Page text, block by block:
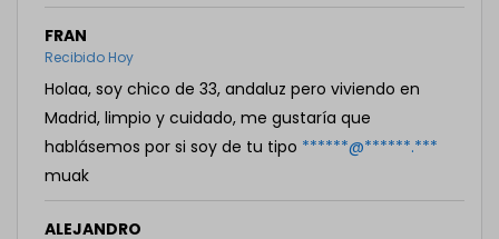
FRAN
Recibido Hoy
Holaa, soy chico de 33, andaluz pero viviendo en
Madrid, limpio y cuidado, me gustaría que
hablásemos por si soy de tu tipo ******@******.***
muak
ALEJANDRO